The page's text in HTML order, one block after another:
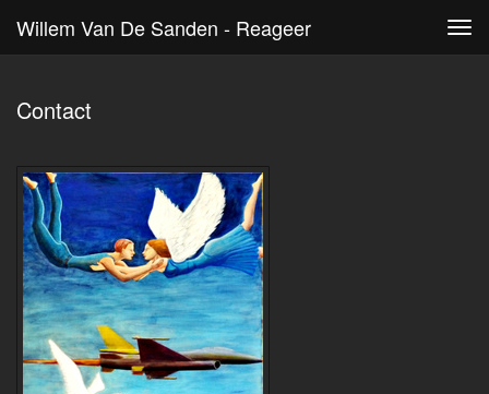
Willem Van De Sanden - Reageer
Contact